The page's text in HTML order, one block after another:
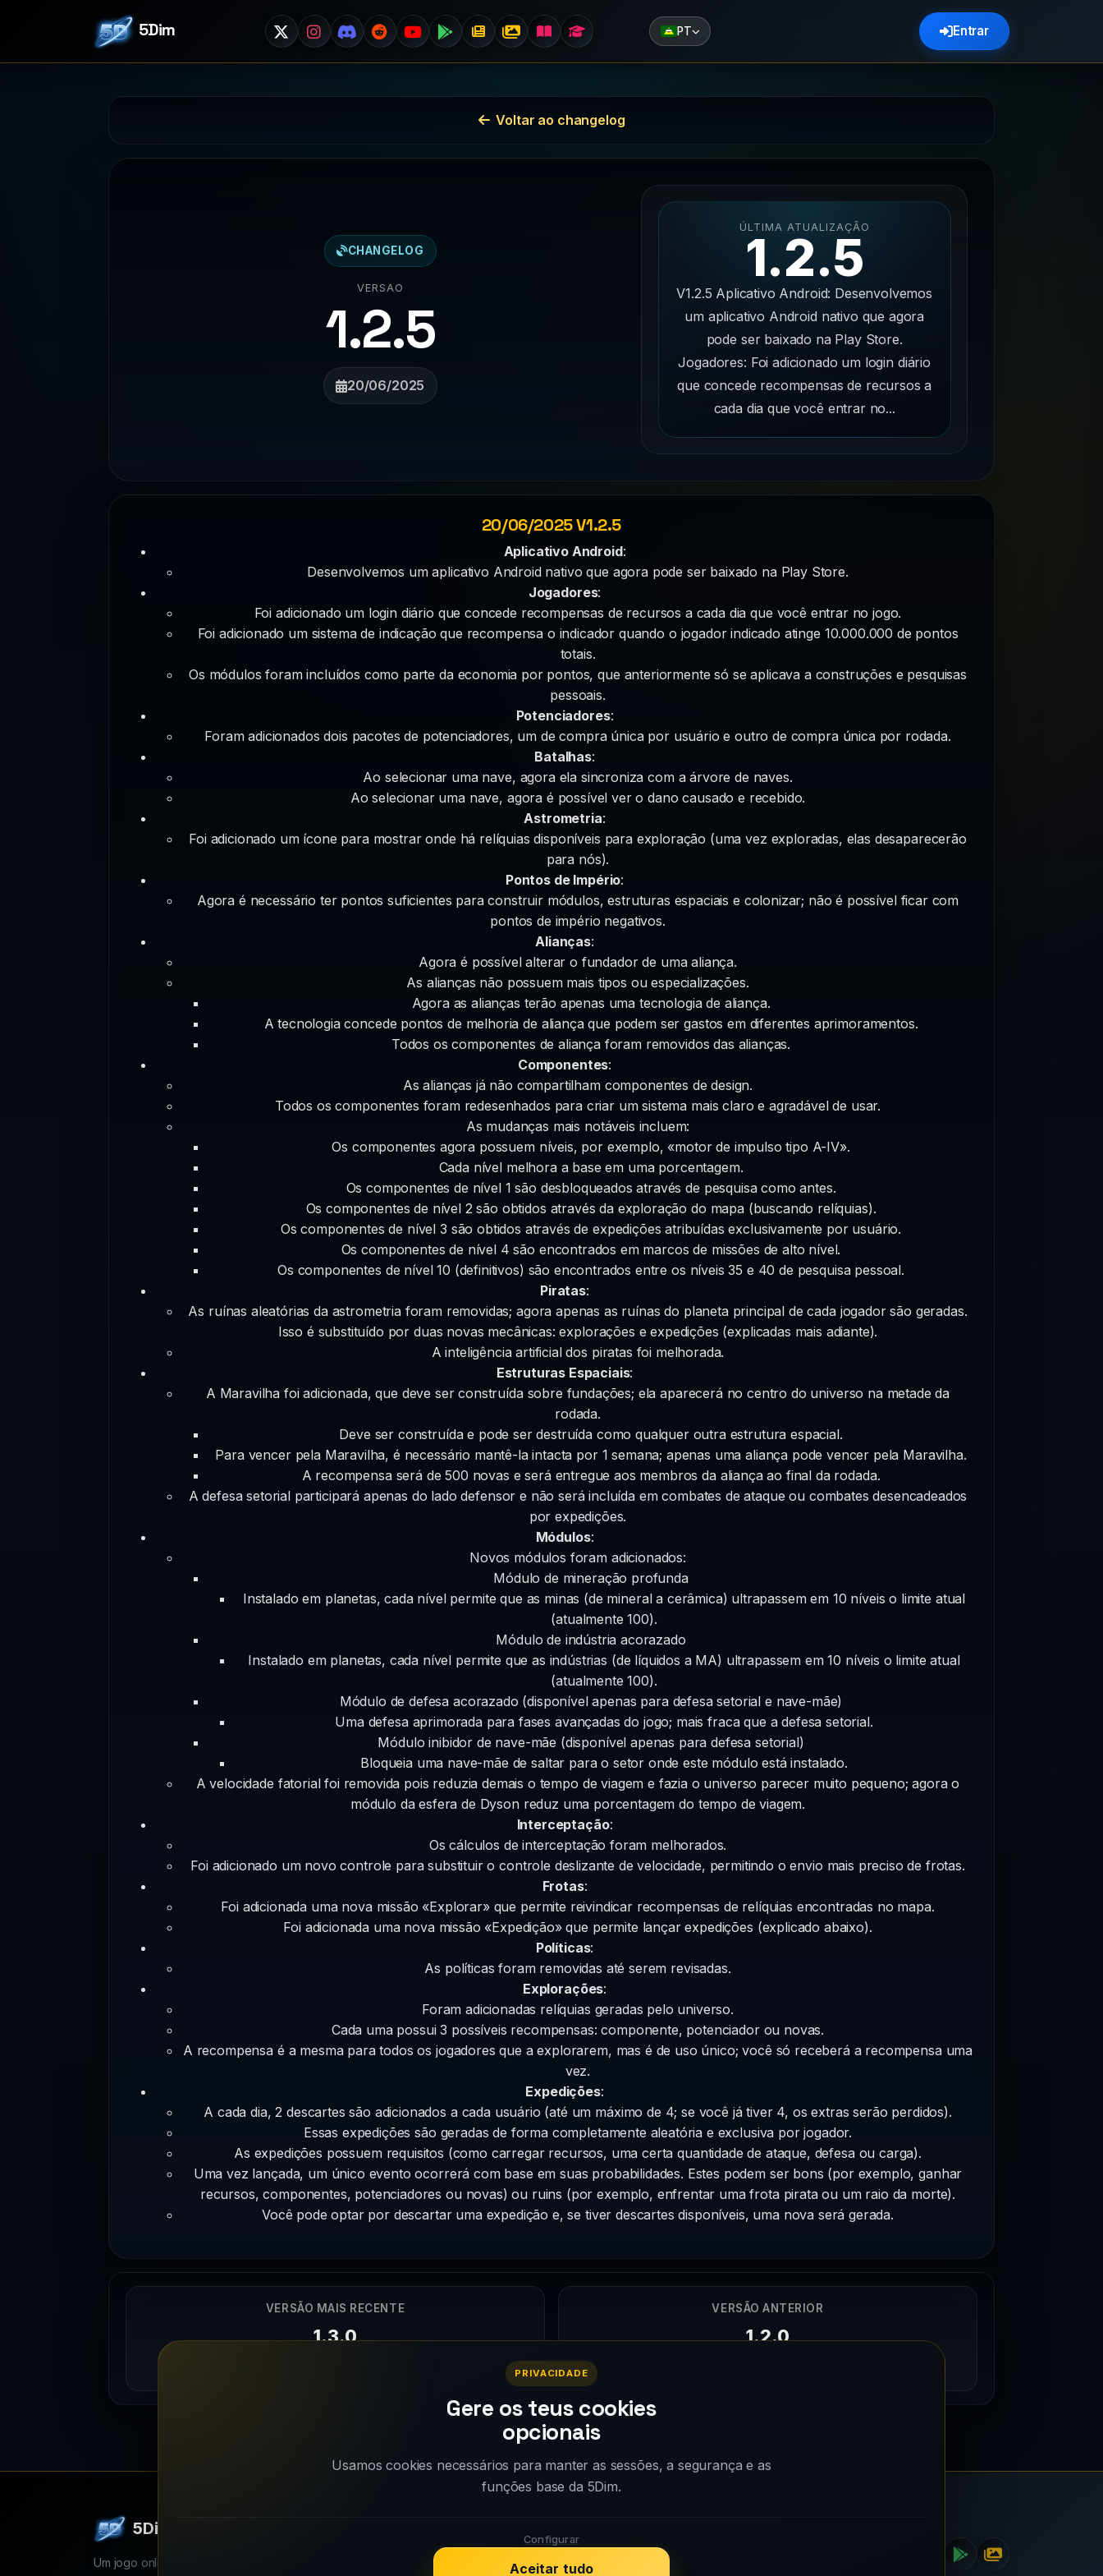
5Dim PT Entrar
Voltar ao changelog
CHANGELOG
VERSAO
1.2.5
20/06/2025
ÚLTIMA ATUALIZAÇÃO
1.2.5
V1.2.5 Aplicativo Android: Desenvolvemos
um aplicativo Android nativo que agora
pode ser baixado na Play Store.
Jogadores: Foi adicionado um login diário
que concede recompensas de recursos a
cada dia que você entrar no...
20/06/2025 V1.2.5
Aplicativo Android:
Desenvolvemos um aplicativo Android nativo que agora pode ser baixado na Play Store.
Jogadores:
Foi adicionado um login diário que concede recompensas de recursos a cada dia que você entrar no jogo.
Foi adicionado um sistema de indicação que recompensa o indicador quando o jogador indicado atinge 10.000.000 de pontos
totais.
Os módulos foram incluídos como parte da economia por pontos, que anteriormente só se aplicava a construções e pesquisas
pessoais.
Potenciadores:
Foram adicionados dois pacotes de potenciadores, um de compra única por usuário e outro de compra única por rodada.
Batalhas:
Ao selecionar uma nave, agora ela sincroniza com a árvore de naves.
Ao selecionar uma nave, agora é possível ver o dano causado e recebido.
Astrometria:
Foi adicionado um ícone para mostrar onde há relíquias disponíveis para exploração (uma vez exploradas, elas desaparecerão
para nós).
Pontos de Império:
Agora é necessário ter pontos suficientes para construir módulos, estruturas espaciais e colonizar; não é possível ficar com
pontos de império negativos.
Alianças:
Agora é possível alterar o fundador de uma aliança.
As alianças não possuem mais tipos ou especializações.
Agora as alianças terão apenas uma tecnologia de aliança.
A tecnologia concede pontos de melhoria de aliança que podem ser gastos em diferentes aprimoramentos.
Todos os componentes de aliança foram removidos das alianças.
Componentes:
As alianças já não compartilham componentes de design.
Todos os componentes foram redesenhados para criar um sistema mais claro e agradável de usar.
As mudanças mais notáveis incluem:
Os componentes agora possuem níveis, por exemplo, «motor de impulso tipo A-IV».
Cada nível melhora a base em uma porcentagem.
Os componentes de nível 1 são desbloqueados através de pesquisa como antes.
Os componentes de nível 2 são obtidos através da exploração do mapa (buscando relíquias).
Os componentes de nível 3 são obtidos através de expedições atribuídas exclusivamente por usuário.
Os componentes de nível 4 são encontrados em marcos de missões de alto nível.
Os componentes de nível 10 (definitivos) são encontrados entre os níveis 35 e 40 de pesquisa pessoal.
Piratas:
As ruínas aleatórias da astrometria foram removidas; agora apenas as ruínas do planeta principal de cada jogador são geradas.
Isso é substituído por duas novas mecânicas: explorações e expedições (explicadas mais adiante).
A inteligência artificial dos piratas foi melhorada.
Estruturas Espaciais:
A Maravilha foi adicionada, que deve ser construída sobre fundações; ela aparecerá no centro do universo na metade da
rodada.
Deve ser construída e pode ser destruída como qualquer outra estrutura espacial.
Para vencer pela Maravilha, é necessário mantê-la intacta por 1 semana; apenas uma aliança pode vencer pela Maravilha.
A recompensa será de 500 novas e será entregue aos membros da aliança ao final da rodada.
A defesa setorial participará apenas do lado defensor e não será incluída em combates de ataque ou combates desencadeados
por expedições.
Módulos:
Novos módulos foram adicionados:
Módulo de mineração profunda
Instalado em planetas, cada nível permite que as minas (de mineral a cerâmica) ultrapassem em 10 níveis o limite atual
(atualmente 100).
Módulo de indústria acorazado
Instalado em planetas, cada nível permite que as indústrias (de líquidos a MA) ultrapassem em 10 níveis o limite atual
(atualmente 100).
Módulo de defesa acorazado (disponível apenas para defesa setorial e nave-mãe)
Uma defesa aprimorada para fases avançadas do jogo; mais fraca que a defesa setorial.
Módulo inibidor de nave-mãe (disponível apenas para defesa setorial)
Bloqueia uma nave-mãe de saltar para o setor onde este módulo está instalado.
A velocidade fatorial foi removida pois reduzia demais o tempo de viagem e fazia o universo parecer muito pequeno; agora o
módulo da esfera de Dyson reduz uma porcentagem do tempo de viagem.
Interceptação:
Os cálculos de interceptação foram melhorados.
Foi adicionado um novo controle para substituir o controle deslizante de velocidade, permitindo o envio mais preciso de frotas.
Frotas:
Foi adicionada uma nova missão «Explorar» que permite reivindicar recompensas de relíquias encontradas no mapa.
Foi adicionada uma nova missão «Expedição» que permite lançar expedições (explicado abaixo).
Políticas:
As políticas foram removidas até serem revisadas.
Explorações:
Foram adicionadas relíquias geradas pelo universo.
Cada uma possui 3 possíveis recompensas: componente, potenciador ou novas.
A recompensa é a mesma para todos os jogadores que a explorarem, mas é de uso único; você só receberá a recompensa uma
vez.
Expedições:
A cada dia, 2 descartes são adicionados a cada usuário (até um máximo de 4; se você já tiver 4, os extras serão perdidos).
Essas expedições são geradas de forma completamente aleatória e exclusiva por jogador.
As expedições possuem requisitos (como carregar recursos, uma certa quantidade de ataque, defesa ou carga).
Uma vez lançada, um único evento ocorrerá com base em suas probabilidades. Estes podem ser bons (por exemplo, ganhar
recursos, componentes, potenciadores ou novas) ou ruins (por exemplo, enfrentar uma frota pirata ou um raio da morte).
Você pode optar por descartar uma expedição e, se tiver descartes disponíveis, uma nova será gerada.
VERSÃO MAIS RECENTE
1.3.0
VERSÃO ANTERIOR
1.2.0
5Dim
Um jogo online de simulação estratégica multiplayer.
Changelog
Galeria de imagens
PRIVACIDADE
Gere os teus cookies
opcionais
Usamos cookies necessários para manter as sessões, a segurança e as
funções base da 5Dim.
Configurar
Aceitar tudo